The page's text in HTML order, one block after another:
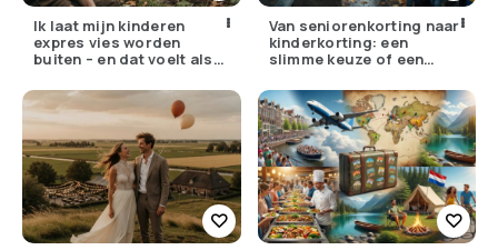
Ik laat mijn kinderen
expres vies worden
buiten – en dat voelt als
Van seniorenkorting naar
kinderkorting: een
slimme keuze of een